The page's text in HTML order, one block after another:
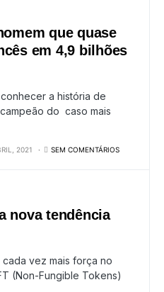
que quase
em 4,9 bilhões
a história de
do caso mais
2021 SEM COMENTÁRIOS
nova tendência
vez mais força no
(Non-Fungible Tokens)